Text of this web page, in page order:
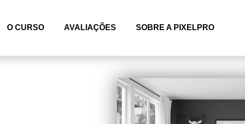
O CURSO AVALIAÇÕES SOBRE A PIXELPRO